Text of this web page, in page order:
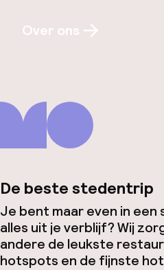
Over ons
De beste stedentrip
Je bent maar even in een
alles uit je verblijf? Wij
andere de leukste
hotspots en de fijnste